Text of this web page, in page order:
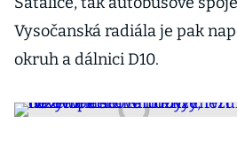
Vysočanská radiála je pak
okruh a dálnici D10.